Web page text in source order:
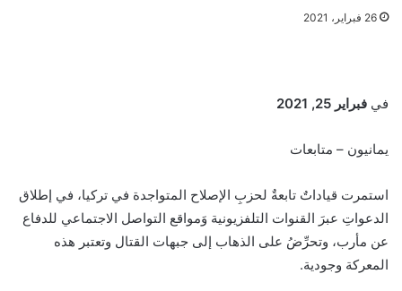
26 فبراير، 2021
في فبراير 25, 2021
يمانيون – متابعات
استمرت قياداتٌ تابعةٌ لحزبِ الإصلاح المتواجدة في تركيا، في إطلاق
الدعواتِ عبرَ القنوات التلفزيونية وَمواقع التواصل الاجتماعي للدفاع
عن مأرب، وتحرِّضُ على الذهاب إلى جبهات القتال وتعتبر هذه
المعركة وجودية.